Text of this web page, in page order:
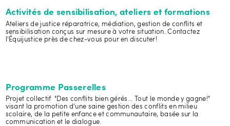
Activités de sensibilisation, ateliers et formations
Ateliers de justice réparatrice, médiation, gestion de conflits et
sensibilisation conçus sur mesure à votre situation. Contactez
l'Équijustice près de chez-vous pour en discuter!
Programme Passerelles
Projet collectif "Des conflits bien gérés... Tout le monde y gagne!"
visant la promotion d'une saine gestion des conflits en milieu
scolaire, de la petite enfance et communautaire, basée sur la
communication et le dialogue.